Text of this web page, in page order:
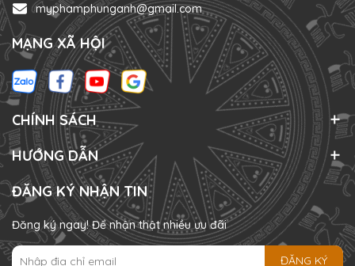
myphamphunganh@gmail.com
MẠNG XÃ HỘI
CHÍNH SÁCH
HƯỚNG DẪN
ĐĂNG KÝ NHẬN TIN
Đăng ký ngay! Để nhận thật nhiều ưu đãi
ĐĂNG KÝ